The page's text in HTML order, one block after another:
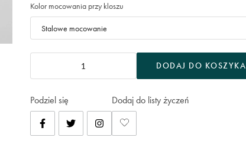
Kolor mocowania przy kloszu
DODAJ DO KOSZYKA
Podziel się Dodaj do listy życzeń